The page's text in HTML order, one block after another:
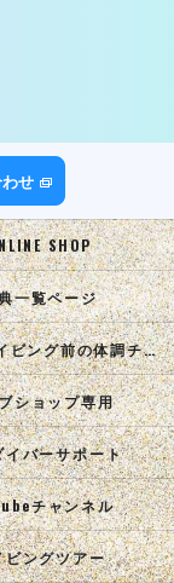
せ
SHOP
一覧ページ
【重要】ダイビング前の体調チェック
ショップ専用
イバーサポート
チャンネル
ビングツアー